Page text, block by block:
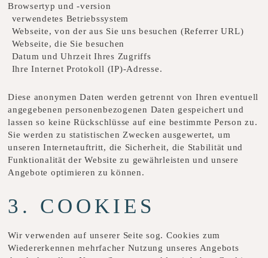
Browsertyp und -version
verwendetes Betriebssystem
Webseite, von der aus Sie uns besuchen (Referrer URL)
Webseite, die Sie besuchen
Datum und Uhrzeit Ihres Zugriffs
Ihre Internet Protokoll (IP)-Adresse.
Diese anonymen Daten werden getrennt von Ihren eventuell
angegebenen personenbezogenen Daten gespeichert und
lassen so keine Rückschlüsse auf eine bestimmte Person zu.
Sie werden zu statistischen Zwecken ausgewertet, um
unseren Internetauftritt, die Sicherheit, die Stabilität und
Funktionalität der Website zu gewährleisten und unsere
Angebote optimieren zu können.
3. COOKIES
Wir verwenden auf unserer Seite sog. Cookies zum
Wiedererkennen mehrfacher Nutzung unseres Angebots